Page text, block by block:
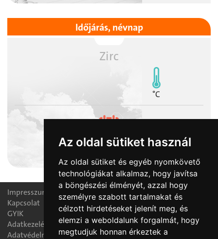
Az oldal sütiket használ
Az oldal sütiket és egyéb nyomkövető
technológiákat alkalmaz, hogy javítsa
a böngészési élményét, azzal hogy
személyre szabott tartalmakat és
célzott hirdetéseket jelenít meg, és
elemzi a weboldalunk forgalmát, hogy
megtudjuk honnan érkeztek a
Időjárás, névnap
Zirc
°C
2026-08-09
Impresszum
Kapcsolat
GYIK
Adatkezelési nyilatkozat
Adatvédelmi tájékoztató